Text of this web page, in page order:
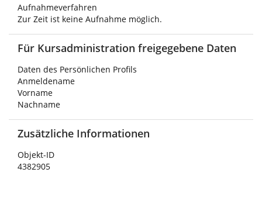
Aufnahmeverfahren
Zur Zeit ist keine Aufnahme möglich.
Für Kursadministration freigegebene Daten
Daten des Persönlichen Profils
Anmeldename
Vorname
Nachname
Zusätzliche Informationen
Objekt-ID
4382905